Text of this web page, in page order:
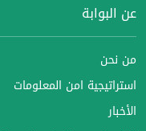
عن البوابة
من نحن
استراتيجية امن المعلومات
الأخبار